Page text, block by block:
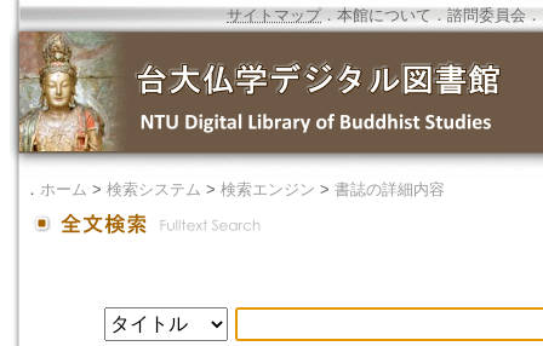
サイトマップ．本館について ． 諮問委員会 ．
． ホーム > 検索システム > 検索エンジン > 書誌の詳細内容